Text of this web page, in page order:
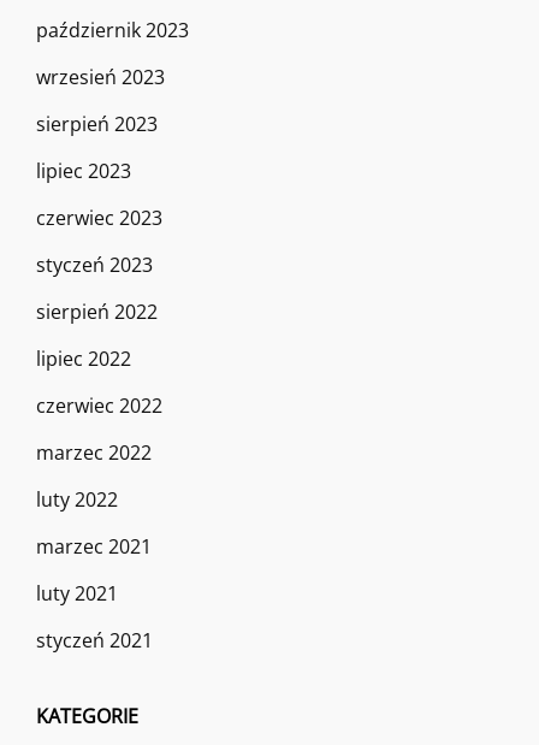
październik 2023
wrzesień 2023
sierpień 2023
lipiec 2023
czerwiec 2023
styczeń 2023
sierpień 2022
lipiec 2022
czerwiec 2022
marzec 2022
luty 2022
marzec 2021
luty 2021
styczeń 2021
KATEGORIE